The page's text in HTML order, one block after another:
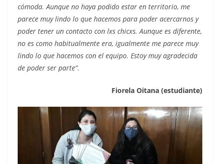
cómoda. Aunque no haya podido estar en territorio, me
parece muy lindo lo que hacemos para poder acercarnos y
poder tener un contacto con lxs chicxs. Aunque es diferente,
no es como habitualmente era, igualmente me parece muy
lindo lo que hacemos con el equipo. Estoy muy agradecida
de poder ser parte”.
Fiorela Oitana (estudiante)